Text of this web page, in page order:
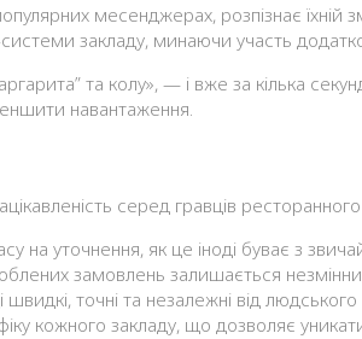
месенджерах, розпізнає їхній
закладу, минаючи участь
та колу», — і вже за кілька
навантаження.
серед гравців
на уточнення, як це іноді буває з
замовлень залишається
швидкі, точні та незалежні від
кожного закладу, що дозволяє